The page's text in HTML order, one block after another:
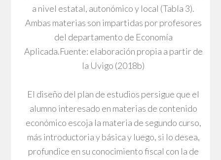
a nivel estatal, autonómico y local (Tabla 3).
Ambas materias son impartidas por profesores
del departamento de Economía
Aplicada.Fuente: elaboración propia a partir de
la Uvigo (2018b)
El diseño del plan de estudios persigue que el
alumno interesado en materias de contenido
económico escoja la materia de segundo curso,
más introductoria y básica y luego, si lo desea,
profundice en su conocimiento fiscal con la de